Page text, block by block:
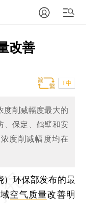
改善
T中
度削减幅度最大的
、保定、鹤壁和安
度削减幅度均在
）环保部发布的最
空气质量改善明